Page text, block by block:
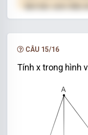
làm bài, xem đáp
hạn.
CÂU 15/16
Tính x trong hình